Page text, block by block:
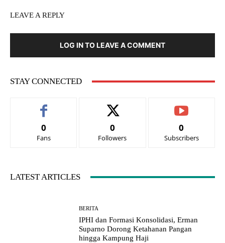
LEAVE A REPLY
LOG IN TO LEAVE A COMMENT
STAY CONNECTED
0
Fans
0
Followers
0
Subscribers
LATEST ARTICLES
BERITA
IPHI dan Formasi Konsolidasi, Erman
Suparno Dorong Ketahanan Pangan
hingga Kampung Haji